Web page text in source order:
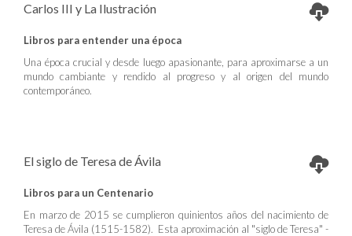
Carlos III y La Ilustración
Libros para entender una época
Una época crucial y desde luego apasionante, para aproximarse a un
mundo cambiante y rendido al progreso y al origen del mundo
contemporáneo.
El siglo de Teresa de Ávila
Libros para un Centenario
En marzo de 2015 se cumplieron quinientos años del nacimiento de
Teresa de Ávila (1515-1582). Esta aproximación al "siglo de Teresa" -